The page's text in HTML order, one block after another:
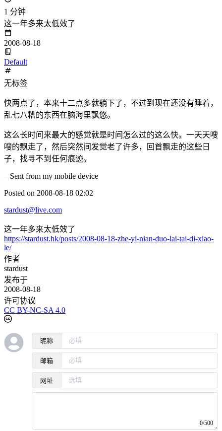
1 分钟
这一年多来太低效了
2008-08-18
Default
无标签
快两点了，本来十二点多就躺下了，不过到现在还没有睡着，
乱七八糟的东西在脑海里飘悠。
这么长时间来最大的感觉就是时间怎么过的这么快。一天天嗖
嗖的飘走了，然后突然间发觉老了许多，回首飘走的这些日
子，找寻不到任何痕迹。
– Sent from my mobile device
Posted on 2008-08-18 02:02
stardust@live.com
这一年多来太低效了
https://stardust.hk/posts/2008-08-18-zhe-yi-nian-duo-lai-tai-di-xiao-
le/
作者
stardust
发布于
2008-08-18
许可协议
CC BY-NC-SA 4.0
昵称
邮箱
网址
0/500